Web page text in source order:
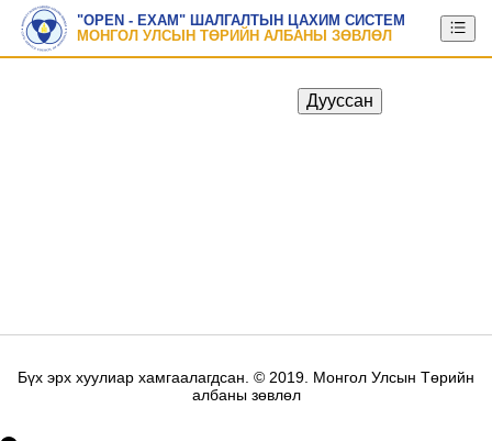
"OPEN - EXAM" ШАЛГАЛТЫН ЦАХИМ СИСТЕМ
МОНГОЛ УЛСЫН ТӨРИЙН АЛБАНЫ ЗӨВЛӨЛ
Дууссан
Бүх эрх хуулиар хамгаалагдсан. © 2019. Монгол Улсын Төрийн
албаны зөвлөл